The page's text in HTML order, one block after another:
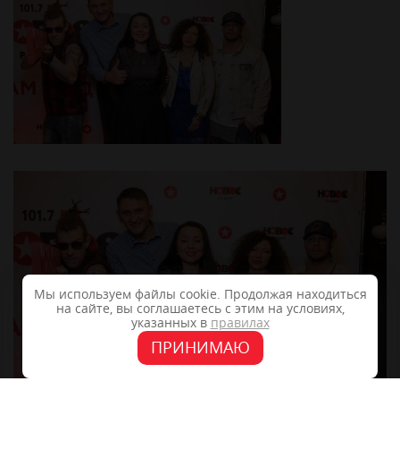
Мы используем файлы cookie. Продолжая находиться
на сайте, вы соглашаетесь с этим на условиях,
указанных в правилах
ПРИНИМАЮ